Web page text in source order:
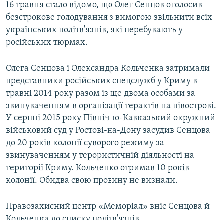
16 травня стало відомо, що Олег Сенцов оголосив
безстрокове голодування з вимогою звільнити всіх
українських політв'язнів, які перебувають у
російських тюрмах.
Олега Сенцова і Олександра Кольченка затримали
представники російських спецслужб у Криму в
травні 2014 року разом із ще двома особами за
звинуваченням в організації терактів на півострові.
У серпні 2015 року Північно-Кавказький окружний
військовий суд у Ростові-на-Дону засудив Сенцова
до 20 років колонії суворого режиму за
звинуваченням у терористичній діяльності на
території Криму. Кольченко отримав 10 років
колонії. Обидва свою провину не визнали.
Правозахисний центр «Меморіал» вніс Сенцова й